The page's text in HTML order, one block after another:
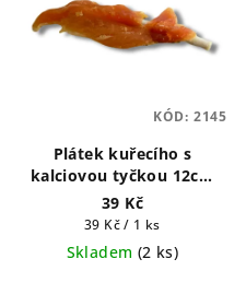
Plátek kuřecího s
kalciovou tyčkou 12cm
1ks
39 Kč
Měrná
cena:
39 Kč / 1 ks
Skladem (2 ks)
KÓD: 2145